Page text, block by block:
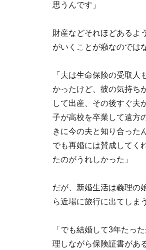
思うんです」
財産などそれほどあるよ
がいくことが癪なのでは
「夫は生命保険の受取
かったけど、彼の気持ち
して出産、その後すぐ夫
子が高校を卒業して遠方
きに今の夫と知り合った
でも再婚には賛成してく
たのがうれしかった」
だが、新婚生活は義理の
ら近場に旅行に出てしま
「でも結婚して3年たっ
理しながら保険証書があ